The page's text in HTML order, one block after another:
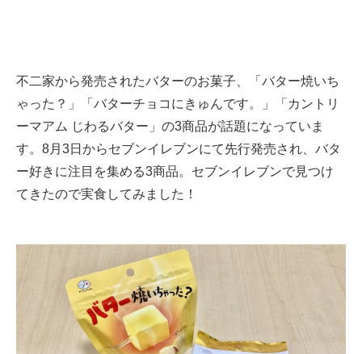
不二家から発売されたバターのお菓子、「バター焼いち
ゃった？」「バターチョコにきゅんです。」「カントリ
ーマアム じわるバター」の3商品が話題になっていま
す。8月3日からセブンイレブンにて先行発売され、バタ
ー好きに注目を集める3商品。セブンイレブンで見つけ
てきたので実食してみました！